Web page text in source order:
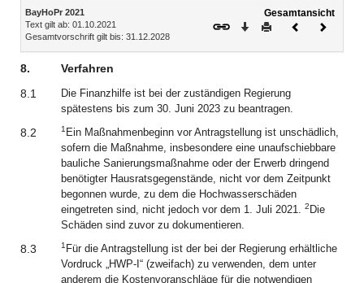
Inhalt
BayHoPr 2021
Text gilt ab: 01.10.2021
Gesamtvorschrift gilt bis: 31.12.2028
Gesamtansicht
Download
DruckenVorheriges
8.
Verfahren
8.1
Die Finanzhilfe ist bei der zuständigen Regierung
spätestens bis zum 30. Juni 2023 zu beantragen.
8.2 1 Ein Maßnahmenbeginn vor Antragstellung ist unschädlich,
sofern die Maßnahme, insbesondere eine unaufschiebbare
bauliche Sanierungsmaßnahme oder der Erwerb dringend
benötigter Hausratsgegenstände, nicht vor dem Zeitpunkt
begonnen wurde, zu dem die Hochwasserschäden
eingetreten sind, nicht jedoch vor dem 1. Juli 2021. 2 Die
Schäden sind zuvor zu dokumentieren.
8.3 1 Für die Antragstellung ist der bei der Regierung erhältliche
Vordruck „HWP-I“ (zweifach) zu verwenden, dem unter
anderem die Kostenvoranschläge für die notwendigen